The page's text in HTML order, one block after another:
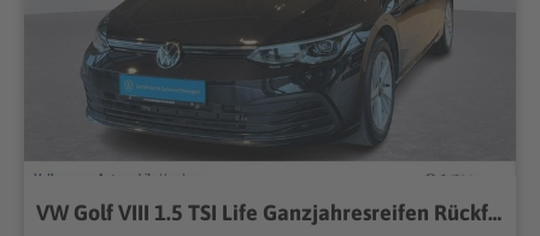
VW Golf VIII 1.5 TSI Life Ganzjahresreifen Rückfahrkamera